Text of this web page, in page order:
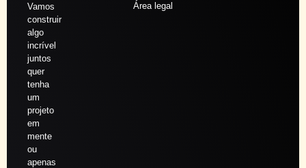
Vamos
construir
algo
incrível
juntos
quer
tenha
um
projeto
em
mente
ou
apenas
Área legal